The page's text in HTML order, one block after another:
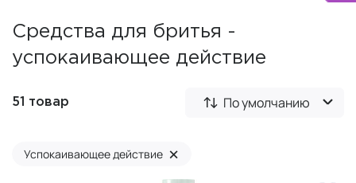
Средства для бритья -
успокаивающее действие
51 товар По умолчанию
Успокаивающее действие ×